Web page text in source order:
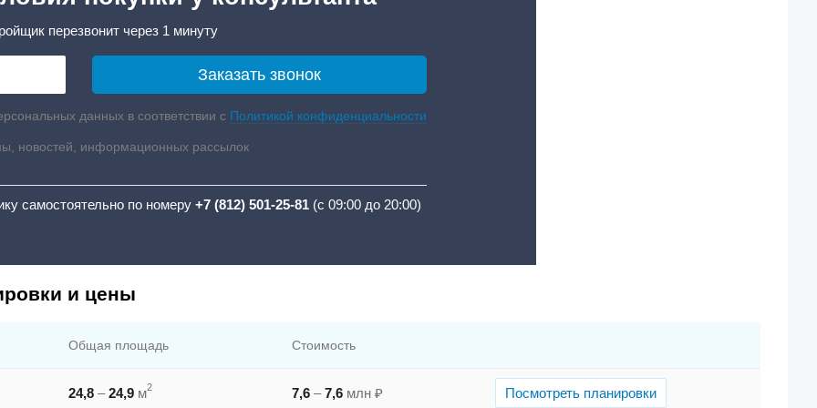
перезвонит через 1 минуту
данных в соответствии с Политикой конфиденциальности
новостей, информационных рассылок
самостоятельно по номеру +7 (812) 501-25-81 (с 09:00 до 20:00)
и цены
Общая площадь Стоимость
24,8 –24,9 м2 7,6 –7,6 млн ₽ Посмотреть планировки